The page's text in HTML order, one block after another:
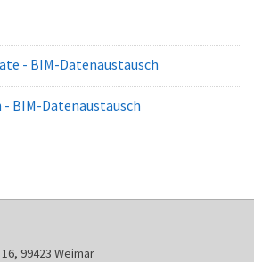
- BIM-Datenaustausch
BIM-Datenaustausch
99423 Weimar